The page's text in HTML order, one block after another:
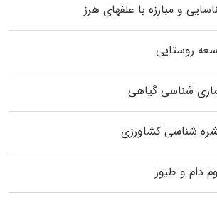
و مبارزه با علفهای هرز
روستایی
شناسی گیاهی
شناسی کشاورزی
دام و طیور